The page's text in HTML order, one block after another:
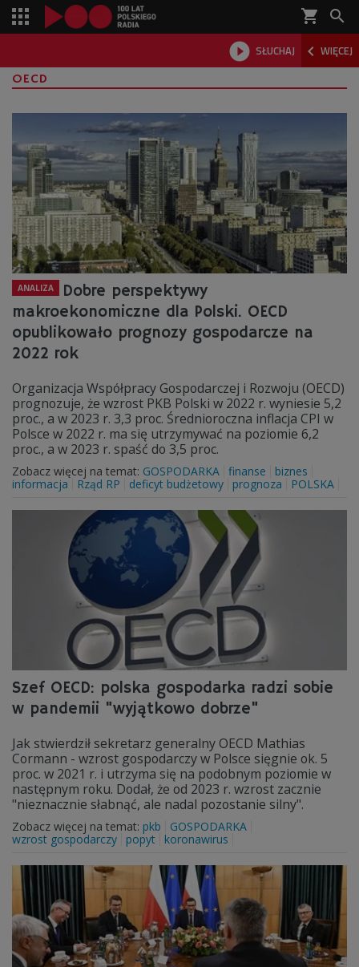
shopping_cart 
 SŁUCHAJ  WIĘCEJ

OECD
ANALIZA
Dobre perspektywy
makroekonomiczne dla Polski. OECD
opublikowało prognozy gospodarcze na
2022 rok
Organizacja Współpracy Gospodarczej i Rozwoju (OECD)
prognozuje, że wzrost PKB Polski w 2022 r. wyniesie 5,2
proc., a w 2023 r. 3,3 proc. Średnioroczna inflacja CPI w
Polsce w 2022 r. ma się utrzymywać na poziomie 6,2
proc., a w 2023 r. spaść do 3,5 proc.
Zobacz więcej na temat: GOSPODARKA finanse
biznes
informacja
Rząd RP deficyt budżetowy prognoza POLSKA
Szef OECD: polska gospodarka radzi sobie
w pandemii "wyjątkowo dobrze"
Jak stwierdził sekretarz generalny OECD Mathias
Cormann - wzrost gospodarczy w Polsce sięgnie ok. 5
proc. w 2021 r. i utrzyma się na podobnym poziomie w
następnym roku. Dodał, że od 2023 r. wzrost zacznie
"nieznacznie słabnąć, ale nadal pozostanie silny".
Zobacz więcej na temat: pkb
GOSPODARKA
wzrost gospodarczy
popyt koronawirus